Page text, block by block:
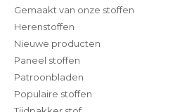
Gemaakt van onze stoffen
Herenstoffen
Nieuwe producten
Paneel stoffen
Patroonbladen
Populaire stoffen